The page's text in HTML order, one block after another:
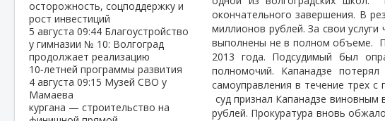
осторожность, соцподдержку и
рост инвестиций
5 августа 09:44 Благоустройство
у гимназии № 10: Волгоград
продолжает реализацию
10‑летней программы развития
4 августа 09:15 Музей СВО у
Мамаева
кургана — строительство на
окончательного завершения. В
миллионов рублей. За свои
выполнены не в полном объеме.
2013 года. Подсудимый был
полномочий. Капанадзе
самоуправления в течение трех
суд признал Капанадзе виновным
рублей. Прокуратура вновь